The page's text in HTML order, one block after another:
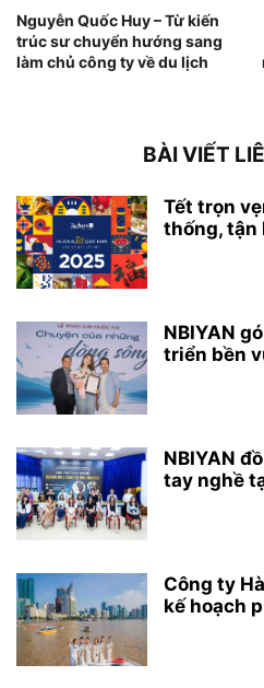
Nguyễn Quốc Huy – Từ kiến
trúc sư chuyển hướng sang
làm chủ công ty về du lịch
BÀI VIẾT
Tết trọn
thống, tận
NBIYAN
triển bền
NBIYAN
tay nghề
Công ty
kế hoạch